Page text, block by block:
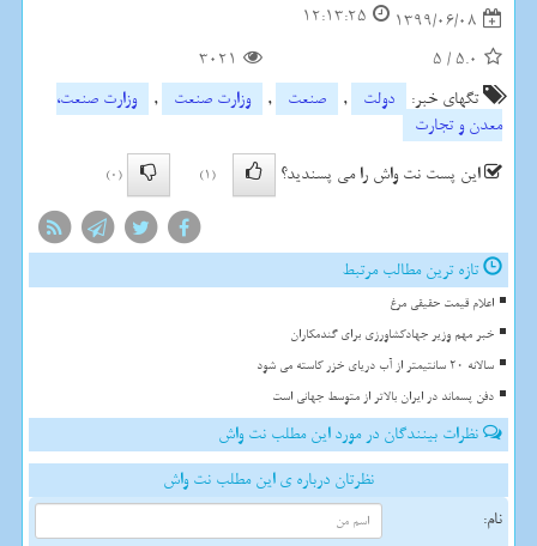
1399/06/08
12:13:25
5.0
/
5
3021
تگهای خبر:
دولت , صنعت , وزارت صنعت ,
وزارت صنعت،
معدن و تجارت
این پست نت واش را می پسندید؟
(1)
(0)
تازه ترین مطالب مرتبط
اعلام قیمت حقیقی مرغ
خبر مهم وزیر جهادکشاورزی برای گندمکاران
سالانه 20 سانتیمتر از آب دریای خزر کاسته می شود
دفن پسماند در ایران بالاتر از متوسط جهانی است
نظرات بینندگان در مورد این مطلب نت واش
نظرتان درباره ی این مطلب نت واش
نام: